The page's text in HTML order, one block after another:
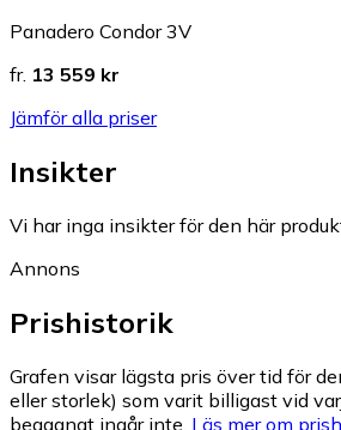
Panadero Condor 3V
fr. 13 559 kr
Jämför alla priser
Insikter
Vi har inga insikter för den här
Annons
Prishistorik
Grafen visar lägsta pris över tid för
eller storlek) som varit billigast vid
begagnat ingår inte. Läs mer om